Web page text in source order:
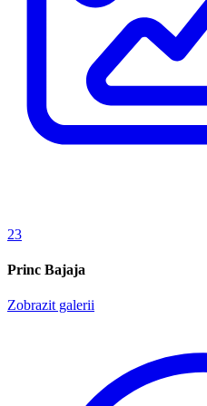
23
Princ Bajaja
Zobrazit galerii